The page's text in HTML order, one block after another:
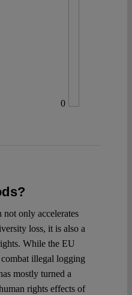
0
not only accelerates
loss, it is also a
While the EU
combat illegal logging
mostly turned a
rights effects of